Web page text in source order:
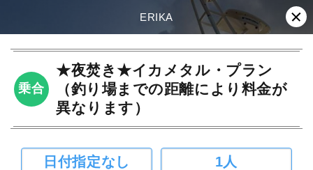
ERIKA
乗合
★夜焚き★イカメタル・プラン
（釣り場までの距離により料金が
異なります）
日付指定なし 1人